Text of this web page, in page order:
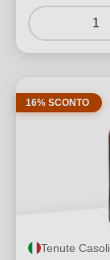
1
16% SCONTO
Tenute Casoli